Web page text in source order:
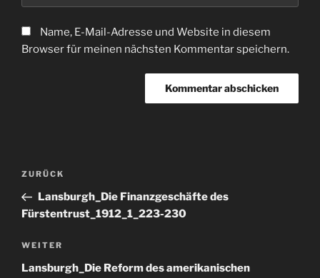
Name, E-Mail-Adresse und Website in diesem
Browser für meinen nächsten Kommentar speichern.
Beitragsnavigation
Vorheriger
Beitrag
ZURÜCK
Lansburgh_Die Finanzgeschäfte des
Fürstentrust_1912_1_223-230
Nächster
Beitrag
WEITER
Lansburgh_Die Reform des amerikanischen